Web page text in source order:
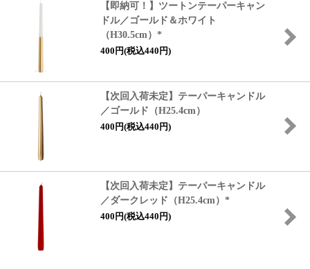
【即納可！】ツートンテーパーキャン
ドル／ゴールド＆ホワイト
（H30.5cm）*
400円(税込440円)
【次回入荷未定】テーパーキャンドル
／ゴールド（H25.4cm）
400円(税込440円)
【次回入荷未定】テーパーキャンドル
／ダークレッド（H25.4cm）*
400円(税込440円)